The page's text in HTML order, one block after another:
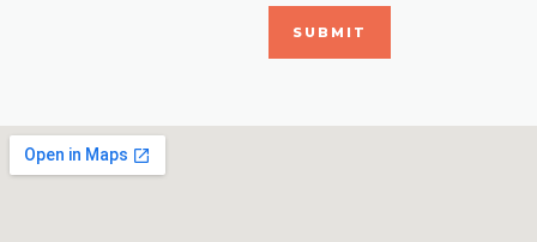
SUBMIT